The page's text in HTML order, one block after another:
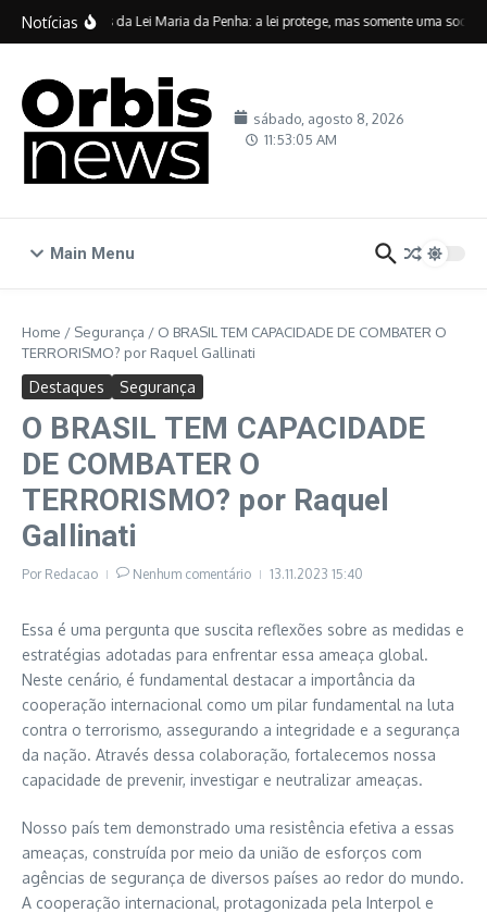
Ir para o conteúdo
Notícias
Vinte anos da Lei Maria da Penha: a lei protege, mas somente uma
sábado, agosto 8, 2026
11:53:06 AM
Main Menu
Home / Segurança / O BRASIL TEM CAPACIDADE DE COMBATER O
TERRORISMO? por Raquel Gallinati
Destaques Segurança
O BRASIL TEM CAPACIDADE
DE COMBATER O
TERRORISMO? por Raquel
Gallinati
Por Redacao Nenhum comentário 13.11.2023 15:40
Essa é uma pergunta que suscita reflexões sobre as medidas e
estratégias adotadas para enfrentar essa ameaça global.
Neste cenário, é fundamental destacar a importância da
cooperação internacional como um pilar fundamental na luta
contra o terrorismo, assegurando a integridade e a segurança
da nação. Através dessa colaboração, fortalecemos nossa
capacidade de prevenir, investigar e neutralizar ameaças.
Nosso país tem demonstrado uma resistência efetiva a essas
ameaças, construída por meio da união de esforços com
agências de segurança de diversos países ao redor do mundo.
A cooperação internacional, protagonizada pela Interpol e